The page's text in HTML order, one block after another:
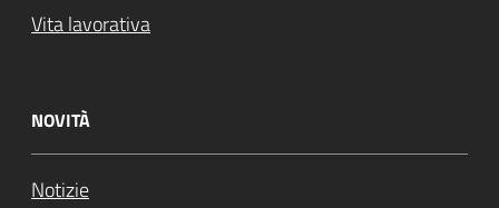
Vita lavorativa
NOVITÀ
Notizie